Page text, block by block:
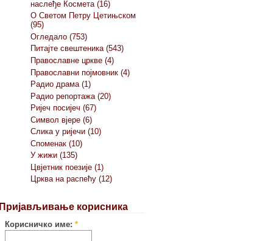
наслеђе Космета (16)
О Светом Петру Цетињском
(95)
Огледало (753)
Питајте свештеника (543)
Православне цркве (4)
Православни појмовник (4)
Радио драма (1)
Радио репортажа (20)
Ријеч посијеч (67)
Символ вјере (6)
Слика у ријечи (10)
Споменак (10)
У жижи (135)
Цвјетник поезије (1)
Црква на распећу (12)
Пријављивање корисника
Корисничко име: *